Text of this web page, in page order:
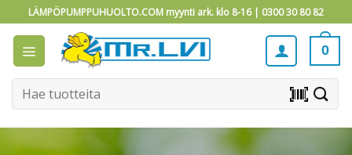
to
content
LÄMPÖPUMPPUHUOLTO.COM myynti ark. klo 8-16 | 0300 30 80 82
0
Etsi: barcode_scanner